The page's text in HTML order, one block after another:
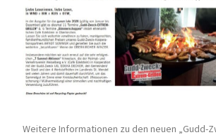
Weitere Informationen zu den neuen „Gudd-